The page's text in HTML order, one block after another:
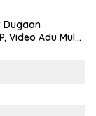
Dugaan
Video Adu Mulut